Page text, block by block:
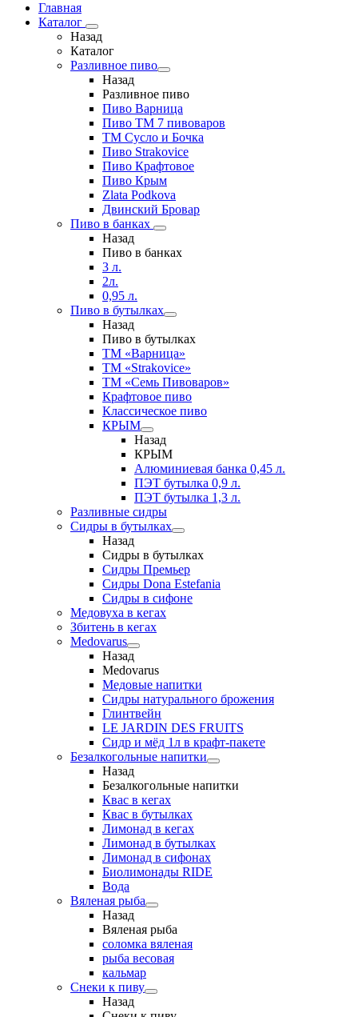
Главная
Каталог
Назад
Каталог
Разливное пиво
Назад
Разливное пиво
Пиво Варница
Пиво ТМ 7 пивоваров
ТМ Сусло и Бочка
Пиво Strakovice
Пиво Крафтовое
Пиво Крым
Zlata Podkova
Двинский Бровар
Пиво в банках
Назад
Пиво в банках
3 л.
2л.
0,95 л.
Пиво в бутылках
Назад
Пиво в бутылках
ТМ «Варница»
ТМ «Strakovice»
ТМ «Семь Пивоваров»
Крафтовое пиво
Классическое пиво
КРЫМ
Назад
КРЫМ
Алюминиевая банка 0,45 л.
ПЭТ бутылка 0,9 л.
ПЭТ бутылка 1,3 л.
Разливные сидры
Сидры в бутылках
Назад
Сидры в бутылках
Сидры Премьер
Сидры Dona Estefania
Сидры в сифоне
Медовуха в кегах
Збитень в кегах
Medovarus
Назад
Medovarus
Медовые напитки
Сидры натурального брожения
Глинтвейн
LE JARDIN DES FRUITS
Сидр и мёд 1л в крафт-пакете
Безалкогольные напитки
Назад
Безалкогольные напитки
Квас в кегах
Квас в бутылках
Лимонад в кегах
Лимонад в бутылках
Лимонад в сифонах
Биолимонады RIDE
Вода
Вяленая рыба
Назад
Вяленая рыба
соломка вяленая
рыба весовая
кальмар
Снеки к пиву
Назад